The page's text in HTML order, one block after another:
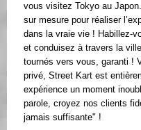
vous visitez Tokyo au
sur mesure pour réaliser
dans la vraie vie ! Habillez-
et conduisez à travers la
tournés vers vous, garanti !
privé, Street Kart est
expérience un moment
parole, croyez nos clients
jamais suffisante" !